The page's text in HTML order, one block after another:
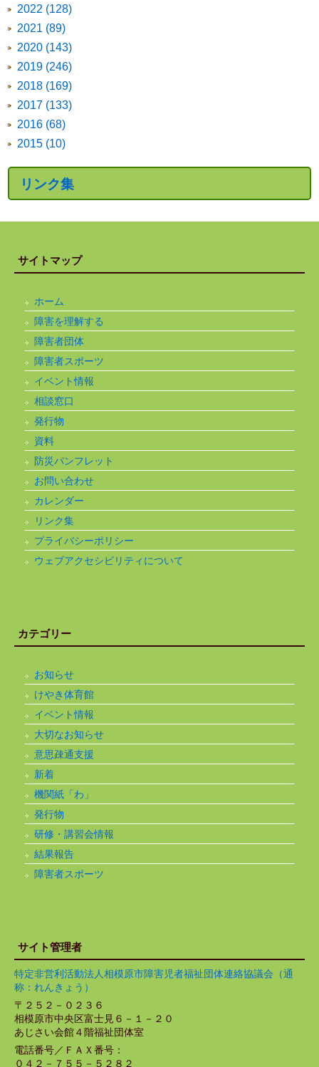
2022 (128)
2021 (89)
2020 (143)
2019 (246)
2018 (169)
2017 (133)
2016 (68)
2015 (10)
リンク集
サイトマップ
ホーム
障害を理解する
障害者団体
障害者スポーツ
イベント情報
相談窓口
発行物
資料
防災パンフレット
お問い合わせ
カレンダー
リンク集
プライバシーポリシー
ウェブアクセシビリティについて
カテゴリー
お知らせ
けやき体育館
イベント情報
大切なお知らせ
意思疎通支援
新着
機関紙「わ」
発行物
研修・講習会情報
結果報告
障害者スポーツ
サイト管理者
特定非営利活動法人相模原市障害児者福祉団体連絡協議会（通
称：れんきょう）
〒２５２－０２３６
相模原市中央区富士見６－１－２０
あじさい会館４階福祉団体室
電話番号／ＦＡＸ番号：
０４２－７５５－５２８２